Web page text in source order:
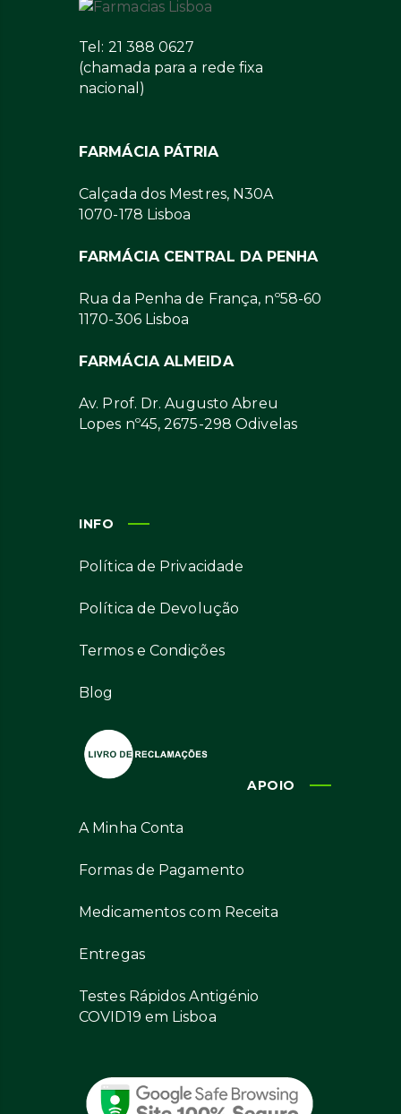
Tel: 21 388 0627
(chamada para a rede fixa
nacional)
FARMÁCIA PÁTRIA
Calçada dos Mestres, N30A
1070-178 Lisboa
FARMÁCIA CENTRAL DA PENHA
Rua da Penha de França, nº58-60
1170-306 Lisboa
FARMÁCIA ALMEIDA
Av. Prof. Dr. Augusto Abreu
Lopes nº45, 2675-298 Odivelas
INFO
Política de Privacidade
Política de Devolução
Termos e Condições
Blog
APOIO
A Minha Conta
Formas de Pagamento
Medicamentos com Receita
Entregas
Testes Rápidos Antigénio
COVID19 em Lisboa